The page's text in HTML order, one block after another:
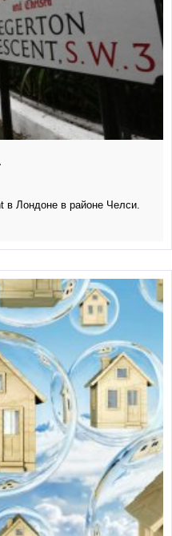
в Лондоне в районе Челси.